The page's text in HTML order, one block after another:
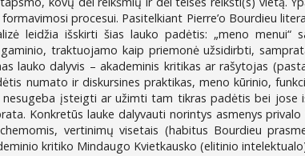
procesui. Pasitelkiant Pierre’o Bourdieu
leidžia išskirti šias lauko padėtis: „meno
traktuojamo kaip priemonė užsidirbti,
lauko dalyvis – akademinis kritikas ar rašytojas
numato ir diskursines praktikas, meno kūrinio,
nesugeba įsteigti ar užimti tam tikras padėtis bei
Konkretūs lauke dalyvauti norintys asmenys
vertinimų visetais (habitus Bourdieu
kritiko Mindaugo Kvietkausko (elitinio